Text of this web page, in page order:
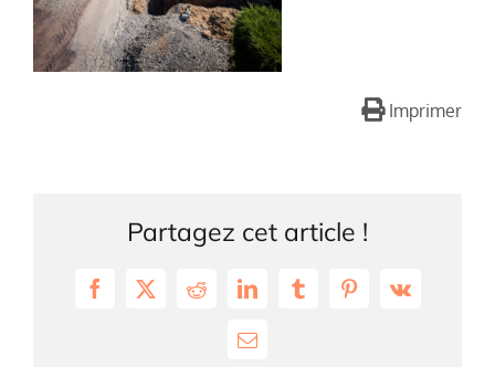
Imprimer
Partagez cet article !
Facebook
X RedditLinkedInTumblrPinterest
Vk
Email